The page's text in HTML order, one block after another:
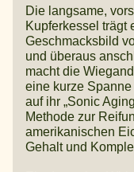
Die langsame,
Kupferkessel trägt
Geschmacksbild
und überaus
macht die
eine kurze
auf ihr „Sonic
Methode zur
amerikanischen
Gehalt und